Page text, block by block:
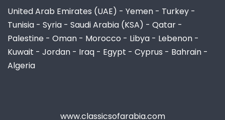
United Arab Emirates (UAE) - Yemen - Turkey -
Tunisia - Syria - Saudi Arabia (KSA) - Qatar -
Palestine - Oman - Morocco - Libya - Lebenon -
Kuwait - Jordan - Iraq - Egypt - Cyprus - Bahrain -
Algeria
www.classicsofarabia.com